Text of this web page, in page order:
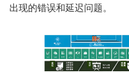
出现的错误和延迟问题。